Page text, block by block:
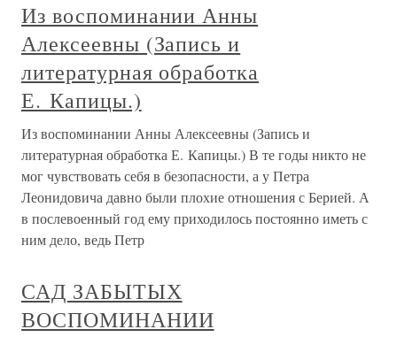
Из воспоминании Анны
Алексеевны (Запись и
литературная обработка
Е. Капицы.)
Из воспоминании Анны Алексеевны (Запись и
литературная обработка Е. Капицы.) В те годы никто не
мог чувствовать себя в безопасности, а у Петра
Леонидовича давно были плохие отношения с Берией. А
в послевоенный год ему приходилось постоянно иметь с
ним дело, ведь Петр
САД ЗАБЫТЫХ
ВОСПОМИНАНИИ